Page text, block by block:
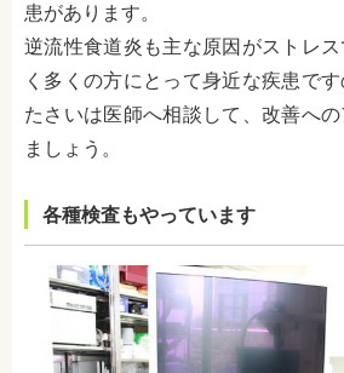
患があります。
逆流性食道炎も主な原因がストレ
く多くの方にとって身近な疾患で
たさいは医師へ相談して、改善へ
ましょう。
各種検査もやっています